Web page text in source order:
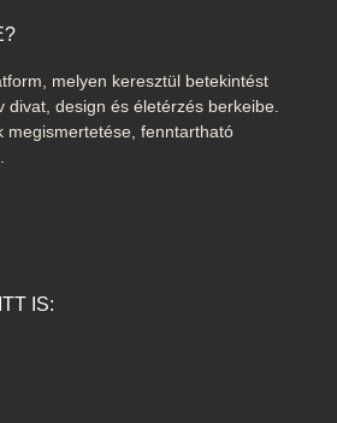
melyen keresztül betekintést
divat, design és életérzés berkeibe.
megismertetése, fenntartható
IS: